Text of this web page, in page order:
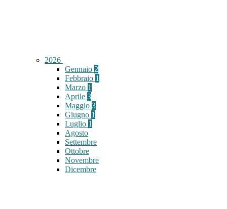
2026
Gennaio 2
Febbraio 1
Marzo 1
Aprile 3
Maggio 3
Giugno 1
Luglio 1
Agosto
Settembre
Ottobre
Novembre
Dicembre